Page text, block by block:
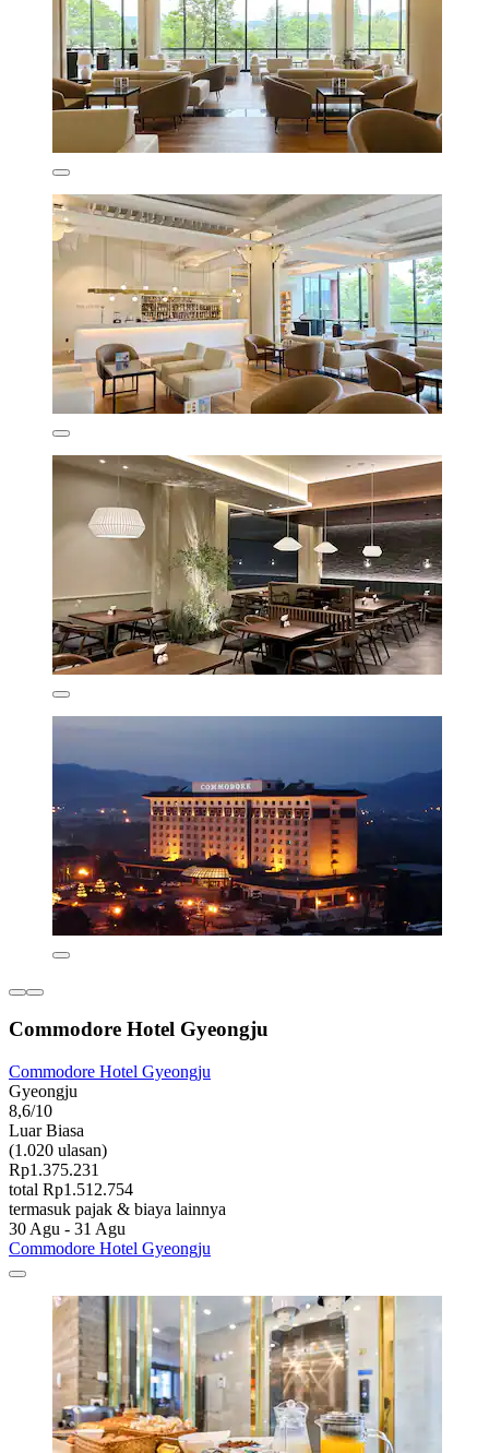
Commodore Hotel Gyeongju
Commodore Hotel Gyeongju
Gyeongju
8,6/10
Luar Biasa
(1.020 ulasan)
Rp1.375.231
total Rp1.512.754
termasuk pajak & biaya lainnya
30 Agu - 31 Agu
Commodore Hotel Gyeongju